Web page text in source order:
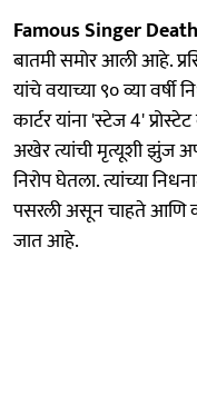
Famous Singer
बातमी समोर आली आहे.
यांचे वयाच्या ९० व्या
कार्टर यांना 'स्टेज 4'
अखेर त्यांची मृत्यूशी झुंज
निरोप घेतला. त्यांच्या
पसरली असून चाहते आणि
जात आहे.